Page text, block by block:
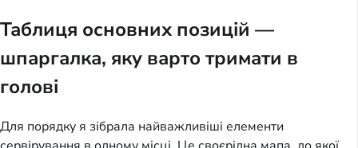
Таблиця основних позицій —
шпаргалка, яку варто тримати в
голові
Для порядку я зібрала найважливіші елементи